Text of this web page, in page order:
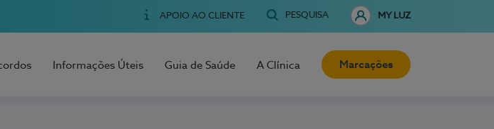
APOIO AO CLIENTE PESQUISA MY LUZ
Informações Úteis Guia de Saúde A Clínica Marcações